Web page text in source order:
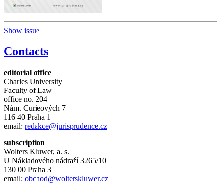
Show issue
Contacts
editorial office
Charles University
Faculty of Law
office no. 204
Nám. Curieových 7
116 40 Praha 1
email: redakce@jurisprudence.cz
subscription
Wolters Kluwer, a. s.
U Nákladového nádraží 3265/10
130 00 Praha 3
email: obchod@wolterskluwer.cz